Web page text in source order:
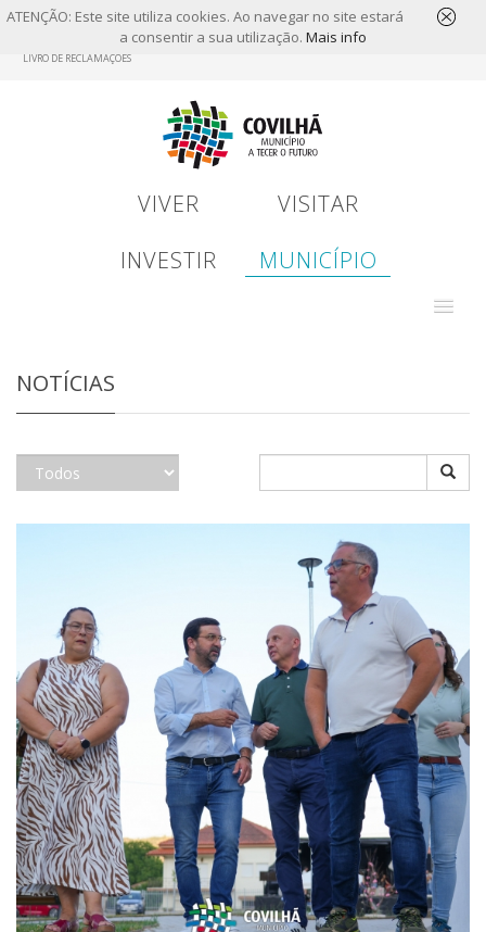
ATENÇÃO: Este site utiliza cookies. Ao navegar no site estará
a consentir a sua utilização. Mais info
LIVRO DE RECLAMAÇÕES
VIVER
VISITAR
INVESTIR
MUNICÍPIO
NOTÍCIAS